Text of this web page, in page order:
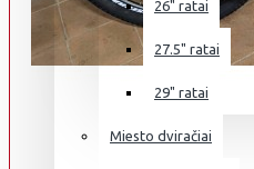
26" ratai
27.5" ratai
29" ratai
Miesto dviračiai